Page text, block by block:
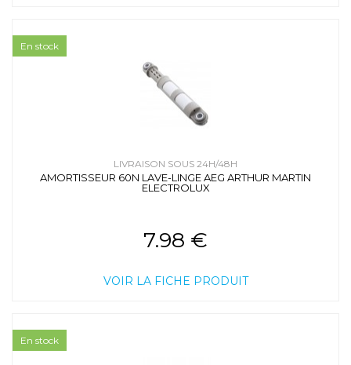
LIVRAISON SOUS 24H/48H
AMORTISSEUR 60N LAVE-LINGE AEG ARTHUR MARTIN
ELECTROLUX
7.98 €
VOIR LA FICHE PRODUIT
En stock
En stock